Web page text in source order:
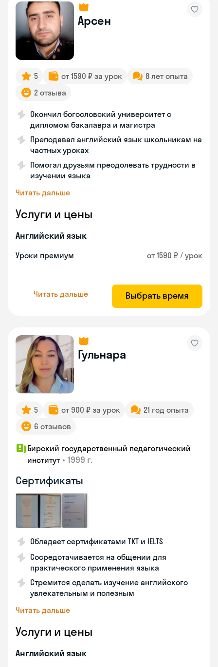
Арсен
5 от 1590 ₽ за урок
8 лет опыта
2 отзыва
Окончил богословский университет с
дипломом бакалавра и магистра
Преподавал английский язык школьникам на
частных уроках
Помогал друзьям преодолевать трудности в
изучении языка
Читать дальше
Услуги и цены
Английский язык
Уроки премиум от 1590 ₽ / урок
Читать дальше Выбрать время
Гульнара
5 от 900 ₽ за урок
21 год опыта
6 отзывов
Бирский государственный педагогический
институт • 1999 г.
Сертификаты
Обладает сертификатами TKT и IELTS
Сосредотачивается на общении для
практического применения языка
Стремится сделать изучение английского
увлекательным и полезным
Читать дальше
Услуги и цены
Английский язык